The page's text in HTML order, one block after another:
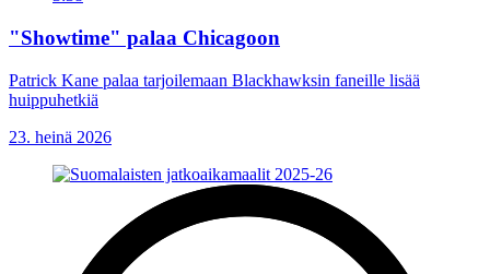
"Showtime" palaa Chicagoon
Patrick Kane palaa tarjoilemaan Blackhawksin faneille lisää
huippuhetkiä
23. heinä 2026